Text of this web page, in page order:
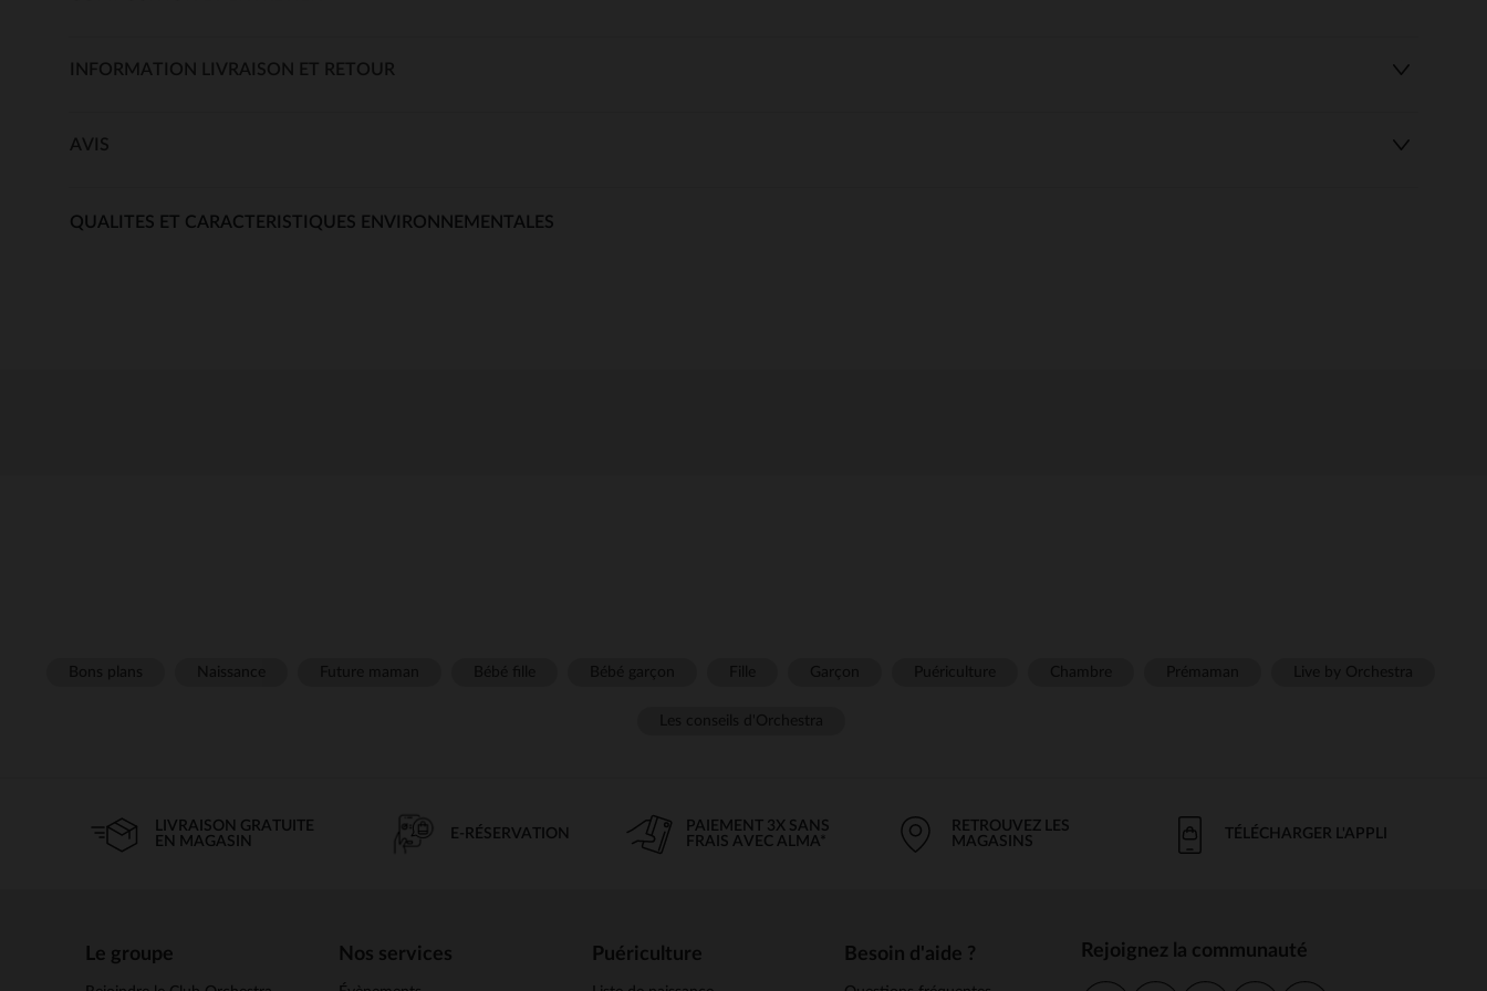
INFORMATION LIVRAISON ET RETOUR
AVIS
QUALITES ET CARACTERISTIQUES ENVIRONNEMENTALES
LIVRAISON GRATUITE
EN MAGASIN
E-RÉSERVATION
PAIEMENT 3X SANS
FRAIS AVEC ALMA*
RETROUVEZ LES
MAGASINS
TÉLÉCHARGER L'APPLI
Le groupe Nos services Puériculture Besoin d'aide ? Rejoignez la communauté